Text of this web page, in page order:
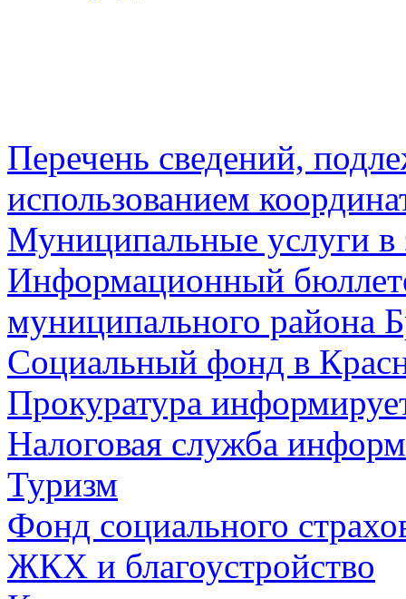
Перечень сведений,
использованием
Муниципальные услуги в
Информационный
муниципального района
Социальный фонд в
Прокуратура
Налоговая служба
Туризм
Фонд социального
ЖКХ и благоустройство